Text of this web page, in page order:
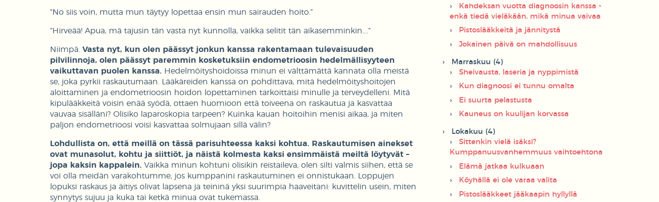
”No siis voin, mutta mun täytyy lopettaa ensin mun sairauden hoito.”
”Hirveää! Apua, mä tajusin tän vasta nyt kunnolla, vaikka selitit tän aikasemminkin….”
Niimpä. Vasta nyt, kun olen päässyt jonkun kanssa rakentamaan tulevaisuuden
pilvilinnoja, olen päässyt paremmin kosketuksiin endometrioosin hedelmällisyyteen
vaikuttavan puolen kanssa. Hedelmöityshoidoissa minun ei välttämättä kannata olla meistä
se, joka pyrkii raskautumaan. Lääkäreiden kanssa on pohdittava, mitä hedelmöityshoitojen
aloittaminen ja endometrioosin hoidon lopettaminen tarkoittaisi minulle ja terveydelleni. Mitä
kipulääkkeitä voisin enää syödä, ottaen huomioon että toiveena on raskautua ja kasvattaa
vauvaa sisälläni? Olisiko laparoskopia tarpeen? Kuinka kauan hoitoihin menisi aikaa, ja miten
paljon endometrioosi voisi kasvattaa solmujaan sillä välin?
Lohdullista on, että meillä on tässä parisuhteessa kaksi kohtua. Raskautumisen ainekset
ovat munasolut, kohtu ja siittiöt, ja näistä kolmesta kaksi ensimmäistä meiltä löytyvät –
jopa kaksin kappalein. Vaikka minun kohtuni olisikin reistaileva, olen silti valmis siihen, että se
voi olla meidän varakohtumme, jos kumppanini raskautuminen ei onnistukaan. Loppujen
lopuksi raskaus ja äitiys olivat lapsena ja teininä yksi suurimpia haaveitani: kuvittelin usein, miten
synnytys sujuu ja kuka tai ketkä minua ovat tukemassa.
Kahdeksan vuotta diagnoosin kanssa -
enkä tiedä vieläkään, mikä minua vaivaa
Pistoslääkkeitä ja jännitystä
Jokainen päivä on mahdollisuus
Marraskuu (4)
Sheivausta, laseria ja nyppimistä
Kun diagnoosi ei tunnu omalta
Ei suurta pelastusta
Kauneus on kuulijan korvassa
Lokakuu (4)
Sittenkin vielä isäksi?
Kumppanuusvanhemmuus vaihtoehtona
Elämä jatkaa kulkuaan
Köyhällä ei ole varaa valita
Pistoslääkkeet jääkaapin hyllyllä